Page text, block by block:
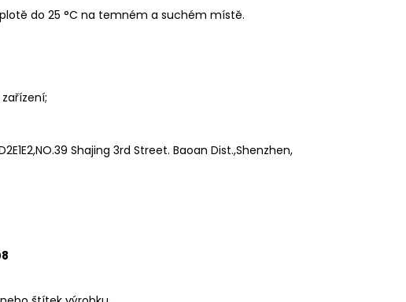
do 25 °C na temném a suchém místě.
Shajing 3rd Street. Baoan Dist.,Shenzhen,